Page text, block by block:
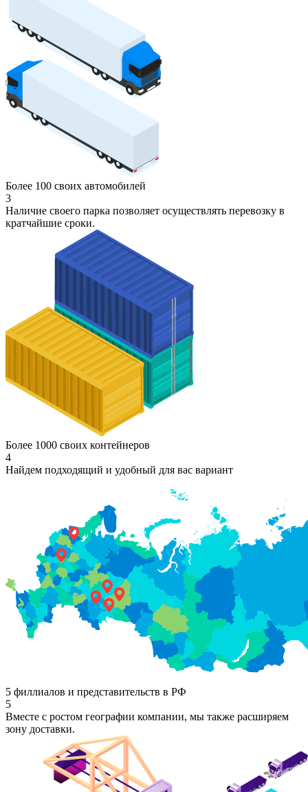
Более 100 своих автомобилей
3
Наличие своего парка позволяет осуществлять перевозку в
кратчайшие сроки.
Более 1000 своих контейнеров
4
Найдем подходящий и удобный для вас вариант
5 филлиалов и представительств в РФ
5
Вместе с ростом географии компании, мы также расширяем
зону доставки.